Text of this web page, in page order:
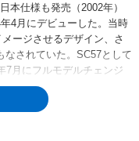
本仕様も発売（2002年）
4月にデビューした。当時
ージさせるデザイン、さ
なされていた。SC57として
7月にフルモデルチェンジ
のスーパースポーツとして
受けた2014年には、より